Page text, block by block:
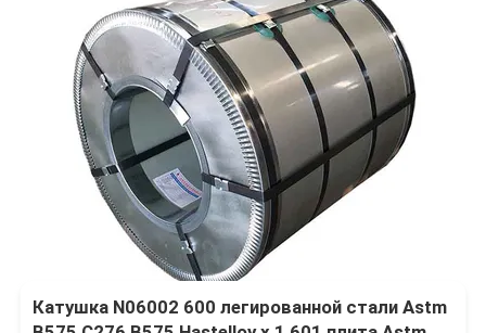
Катушка N06002 600 легированной стали Astm